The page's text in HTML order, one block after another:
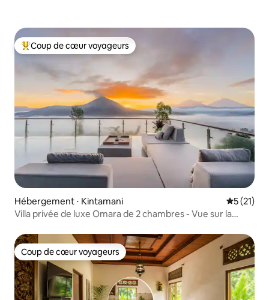
Coups de cœur voyageurs les plus appréciés
Coup de cœur voyageurs
Hébergement ⋅ Kintamani
5 (21)
Villa privée de luxe Omara de 2 chambres - Vue sur la
Coup de cœur voyageurs
Coup de cœur voyageurs